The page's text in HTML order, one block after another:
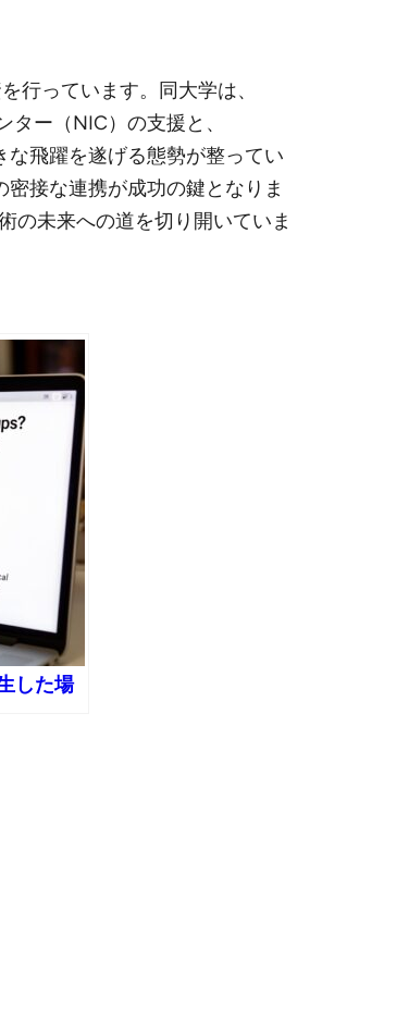
行っています。同大学は、
ー（NIC）の支援と、
飛躍を遂げる態勢が整ってい
接な連携が成功の鍵となりま
の未来への道を切り開いていま
した場